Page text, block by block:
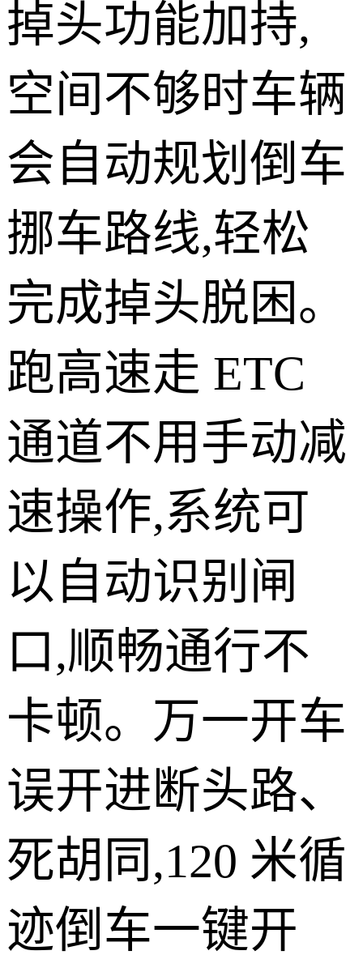
掉头功能加持,
空间不够时车辆
会自动规划倒车
挪车路线,轻松
完成掉头脱困。
跑高速走 ETC
通道不用手动减
速操作,系统可
以自动识别闸
口,顺畅通行不
卡顿。万一开车
误开进断头路、
死胡同,120 米循
迹倒车一键开